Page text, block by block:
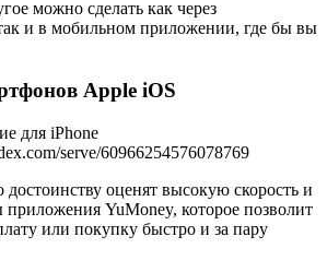
можно сделать как через
и в мобильном приложении, где бы вы
Apple iOS
для iPhone
serve/60966254576078769
оценят высокую скорость и
приложения YuMoney, которое позволит
или покупку быстро и за пару